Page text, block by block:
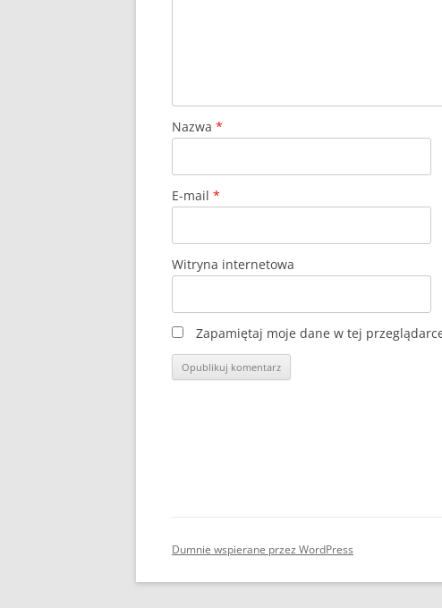
Nazwa *
E-mail *
Witryna internetowa
Zapamiętaj moje dane w tej
Dumnie wspierane przez WordPress